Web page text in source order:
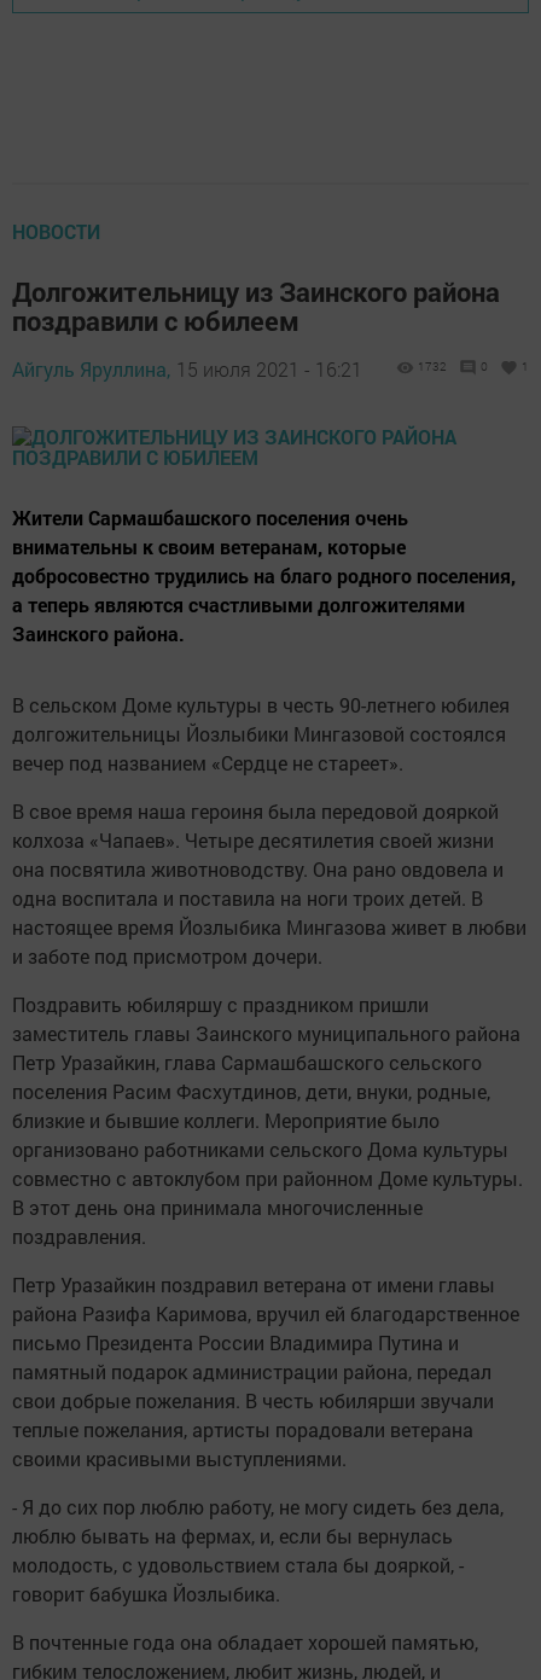
НОВОСТИ
Долгожительницу из Заинского района
поздравили с юбилеем
Айгуль Яруллина, 15 июля 2021 - 16:21 1732 0 1
Жители Сармашбашского поселения очень
внимательны к своим ветеранам, которые
добросовестно трудились на благо родного поселения,
а теперь являются счастливыми долгожителями
Заинского района.
В сельском Доме культуры в честь 90-летнего юбилея
долгожительницы Йозлыбики Мингазовой состоялся
вечер под названием «Сердце не стареет».
В свое время наша героиня была передовой дояркой
колхоза «Чапаев». Четыре десятилетия своей жизни
она посвятила животноводству. Она рано овдовела и
одна воспитала и поставила на ноги троих детей. В
настоящее время Йозлыбика Мингазова живет в любви
и заботе под присмотром дочери.
Поздравить юбиляршу с праздником пришли
заместитель главы Заинского муниципального района
Петр Уразайкин, глава Сармашбашского сельского
поселения Расим Фасхутдинов, дети, внуки, родные,
близкие и бывшие коллеги. Мероприятие было
организовано работниками сельского Дома культуры
совместно с автоклубом при районном Доме культуры.
В этот день она принимала многочисленные
поздравления.
Петр Уразайкин поздравил ветерана от имени главы
района Разифа Каримова, вручил ей благодарственное
письмо Президента России Владимира Путина и
памятный подарок администрации района, передал
свои добрые пожелания. В честь юбилярши звучали
теплые пожелания, артисты порадовали ветерана
своими красивыми выступлениями.
- Я до сих пор люблю работу, не могу сидеть без дела,
люблю бывать на фермах, и, если бы вернулась
молодость, с удовольствием стала бы дояркой, -
говорит бабушка Йозлыбика.
В почтенные года она обладает хорошей памятью,
гибким телосложением, любит жизнь, людей, и